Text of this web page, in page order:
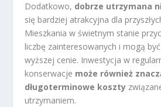
Dodatkowo, dobrze utrzymana
się bardziej atrakcyjna dla
Mieszkania w świetnym stanie
liczbę zainteresowanych i mogą
wyższej cenie. Inwestycja w
konserwacje może również
długoterminowe koszty
utrzymaniem.